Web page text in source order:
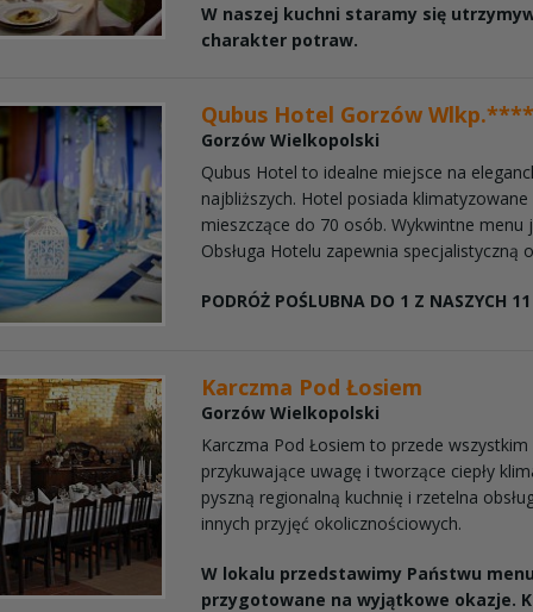
W naszej kuchni staramy się
charakter potraw.
Qubus Hotel Gorzów
Gorzów Wielkopolski
Qubus Hotel to idealne miejsce na
najbliższych. Hotel posiada
mieszczące do 70 osób. Wykwintne menu
Obsługa Hotelu zapewnia specjalistyczną
PODRÓŻ POŚLUBNA DO 1 Z NASZYCH
Karczma Pod Łosiem
Gorzów Wielkopolski
Karczma Pod Łosiem to przede
przykuwające uwagę i tworzące ciepły
pyszną regionalną kuchnię i rzetelna
innych przyjęć okolicznościowych.
W lokalu przedstawimy Państwu
przygotowane na wyjątkowe okazje.